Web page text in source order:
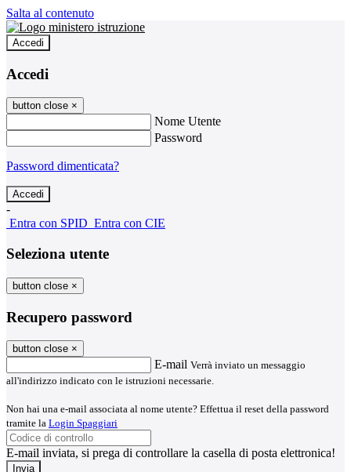
Salta al contenuto
Accedi
Accedi
button close ×
Nome Utente
Password
Password dimenticata?
-
Entra con SPID Entra con CIE
Seleziona utente
button close ×
Recupero password
button close ×
E-mail Verrà inviato un messaggio
all'indirizzo indicato con le istruzioni necessarie.
Non hai una e-mail associata al nome utente? Effettua il reset della password
tramite la Login Spaggiari
E-mail inviata, si prega di controllare la casella di posta elettronica!